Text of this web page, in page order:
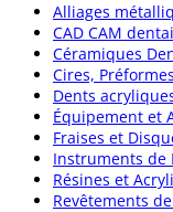
Alliages
CAD CAM
Céramiques
Cires,
Dents
Équipement et
Fraises et
Instruments de
Résines et
Revêtements